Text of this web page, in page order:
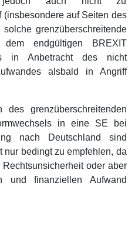
auf Seiten des
grenzüberschreitende
endgültigen BREXIT
in Anbetracht des nicht
alsbald in Angriff
des grenzüberschreitenden
in eine SE bei
nach Deutschland sind
nur bedingt zu empfehlen, da
oder aber
und finanziellen Aufwand